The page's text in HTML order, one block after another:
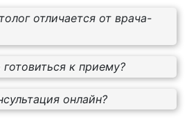
отличается от врача-
– это дерматолог (или
прошедший
обучения. Косметология
решение эстетических
к приему?
от использования
онлайн?